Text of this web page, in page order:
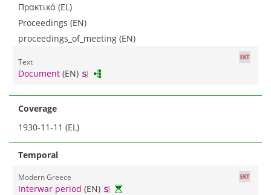
Πρακτικά (EL)
Proceedings (EN)
proceedings_of_meeting (EN)
Text
Document (EN)
Coverage
1930-11-11 (EL)
Temporal
Modern Greece
Interwar period (EN)